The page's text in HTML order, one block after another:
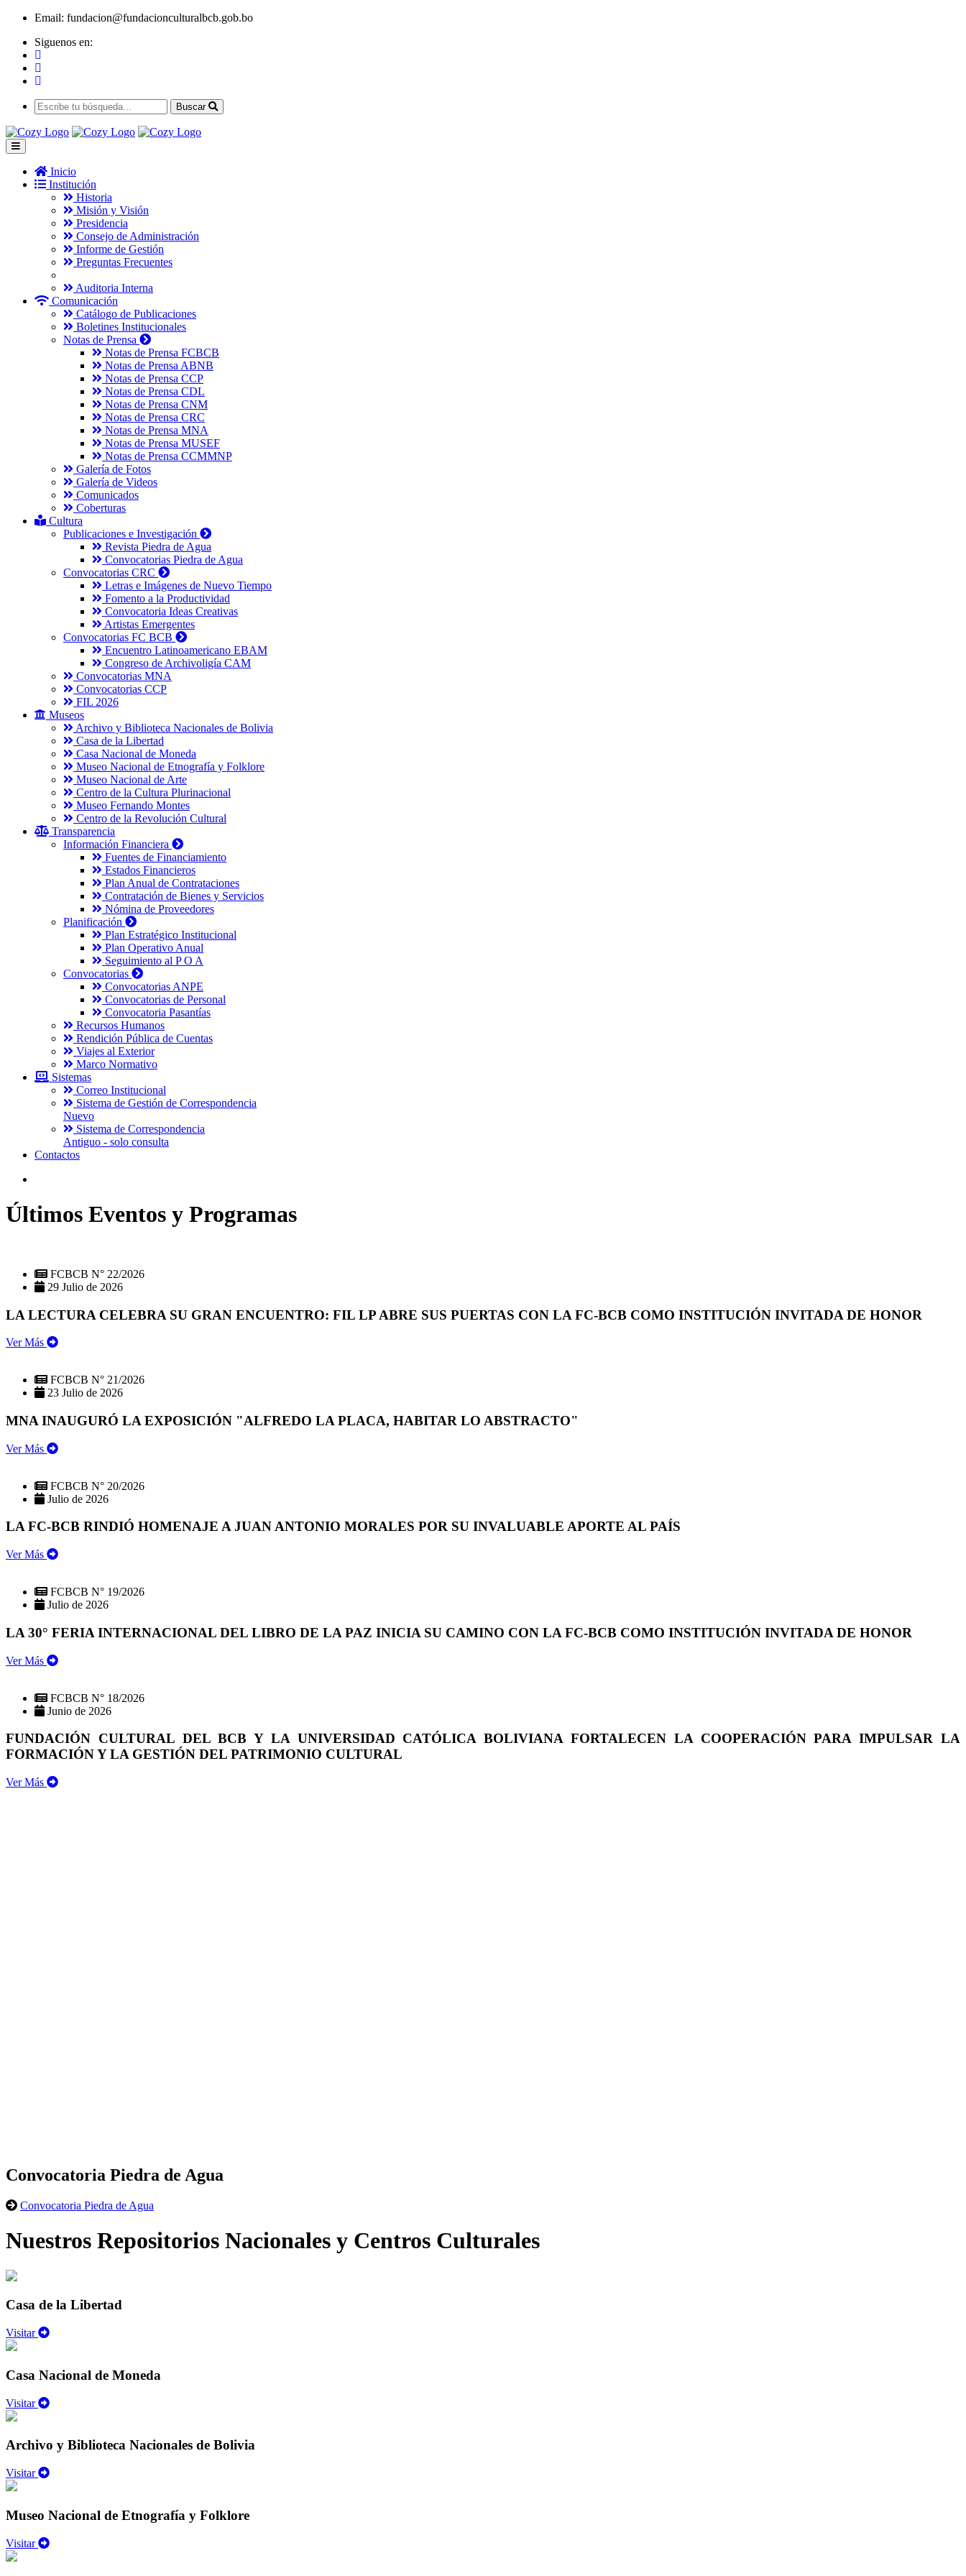
Email: fundacion@fundacionculturalbcb.gob.bo
Siguenos en:
Buscar
Inicio
Institución
Historia
Misión y Visión
Presidencia
Consejo de Administración
Informe de Gestión
Preguntas Frecuentes
Auditoria Interna
Comunicación
Catálogo de Publicaciones
Boletines Institucionales
Notas de Prensa
Notas de Prensa FCBCB
Notas de Prensa ABNB
Notas de Prensa CCP
Notas de Prensa CDL
Notas de Prensa CNM
Notas de Prensa CRC
Notas de Prensa MNA
Notas de Prensa MUSEF
Notas de Prensa CCMMNP
Galería de Fotos
Galería de Videos
Comunicados
Coberturas
Cultura
Publicaciones e Investigación
Revista Piedra de Agua
Convocatorias Piedra de Agua
Convocatorias CRC
Letras e Imágenes de Nuevo Tiempo
Fomento a la Productividad
Convocatoria Ideas Creativas
Artistas Emergentes
Convocatorias FC BCB
Encuentro Latinoamericano EBAM
Congreso de Archivoligía CAM
Convocatorias MNA
Convocatorias CCP
FIL 2026
Museos
Archivo y Biblioteca Nacionales de Bolivia
Casa de la Libertad
Casa Nacional de Moneda
Museo Nacional de Etnografía y Folklore
Museo Nacional de Arte
Centro de la Cultura Plurinacional
Museo Fernando Montes
Centro de la Revolución Cultural
Transparencia
Información Financiera
Fuentes de Financiamiento
Estados Financieros
Plan Anual de Contrataciones
Contratación de Bienes y Servicios
Nómina de Proveedores
Planificación
Plan Estratégico Institucional
Plan Operativo Anual
Seguimiento al P O A
Convocatorias
Convocatorias ANPE
Convocatorias de Personal
Convocatoria Pasantías
Recursos Humanos
Rendición Pública de Cuentas
Viajes al Exterior
Marco Normativo
Sistemas
Correo Institucional
Sistema de Gestión de Correspondencia
Nuevo
Sistema de Correspondencia
Antiguo - solo consulta
Contactos
Últimos Eventos y Programas
FCBCB N° 22/2026
29 Julio de 2026
LA LECTURA CELEBRA SU GRAN ENCUENTRO: FIL LP ABRE SUS PUERTAS CON LA FC-BCB COMO INSTITUCIÓN INVITADA DE HONOR
Ver Más
FCBCB N° 21/2026
23 Julio de 2026
MNA INAUGURÓ LA EXPOSICIÓN "ALFREDO LA PLACA, HABITAR LO ABSTRACTO"
Ver Más
FCBCB N° 20/2026
Julio de 2026
LA FC-BCB RINDIÓ HOMENAJE A JUAN ANTONIO MORALES POR SU INVALUABLE APORTE AL PAÍS
Ver Más
FCBCB N° 19/2026
Julio de 2026
LA 30° FERIA INTERNACIONAL DEL LIBRO DE LA PAZ INICIA SU CAMINO CON LA FC-BCB COMO INSTITUCIÓN INVITADA DE HONOR
Ver Más
FCBCB N° 18/2026
Junio de 2026
FUNDACIÓN CULTURAL DEL BCB Y LA UNIVERSIDAD CATÓLICA BOLIVIANA FORTALECEN LA COOPERACIÓN PARA IMPULSAR LA
FORMACIÓN Y LA GESTIÓN DEL PATRIMONIO CULTURAL
Ver Más
Convocatoria Piedra de Agua
Convocatoria Piedra de Agua
Nuestros Repositorios Nacionales y Centros Culturales
Casa de la Libertad
Visitar
Casa Nacional de Moneda
Visitar
Archivo y Biblioteca Nacionales de Bolivia
Visitar
Museo Nacional de Etnografía y Folklore
Visitar